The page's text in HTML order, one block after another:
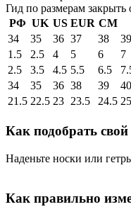
Гид по размерам закрыть
РФ UK US EUR СМ
34
35 36 37 38 39
1.5
2.5 4 5 6 7
2.5
3.5 4.5 5.5 6.5
34
35 36 38 39 40
21.5 22.5 23 23.5 24.5 25
Как подобрать
Наденьте носки или
Как правильно